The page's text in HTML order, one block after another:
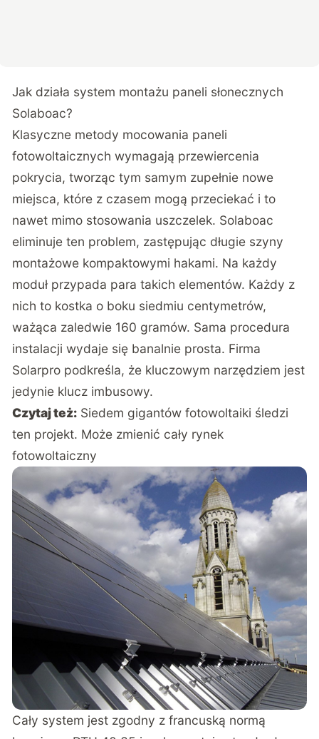
Jak działa system montażu paneli słonecznych
Solaboac?
Klasyczne metody mocowania paneli
fotowoltaicznych wymagają przewiercenia
pokrycia, tworząc tym samym zupełnie nowe
miejsca, które z czasem mogą przeciekać i to
nawet mimo stosowania uszczelek. Solaboac
eliminuje ten problem, zastępując długie szyny
montażowe kompaktowymi hakami. Na każdy
moduł przypada para takich elementów. Każdy z
nich to kostka o boku siedmiu centymetrów,
ważąca zaledwie 160 gramów. Sama procedura
instalacji wydaje się banalnie prosta. Firma
Solarpro podkreśla, że kluczowym narzędziem jest
jedynie klucz imbusowy.
Czytaj też: Siedem gigantów fotowoltaiki śledzi
ten projekt. Może zmienić cały rynek
fotowoltaiczny
Cały system jest zgodny z francuską normą